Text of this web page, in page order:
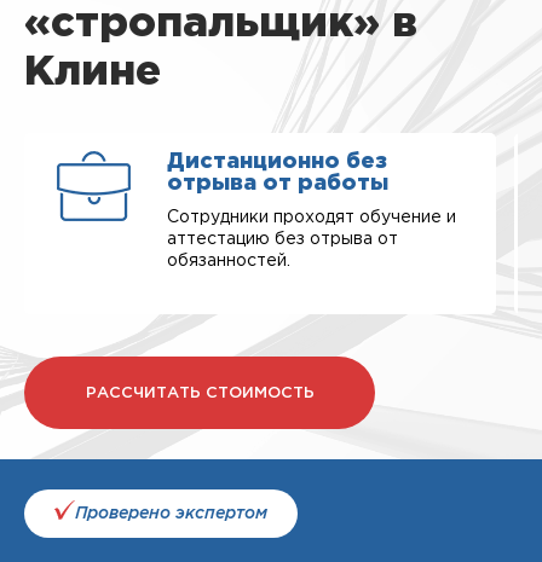
«стропальщик» в
Клине
Дистанционно без
отрыва от работы
Сотрудники проходят обучение и
аттестацию без отрыва от
обязанностей.
РАССЧИТАТЬ СТОИМОСТЬ
Проверено экспертом